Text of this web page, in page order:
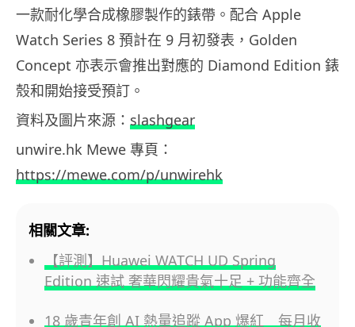
一款耐化學合成橡膠製作的錶帶。配合 Apple
Watch Series 8 預計在 9 月初發表，Golden
Concept 亦表示會推出對應的 Diamond Edition 錶
殼和開始接受預訂。
資料及圖片來源： slashgear
unwire.hk Mewe 專頁：
https://mewe.com/p/unwirehk
相關文章:
【評測】Huawei WATCH UD Spring
Edition 速試 奢華閃耀貴氣十足 + 功能齊全
18 歲青年創 AI 熱量追蹤 App 爆紅 每月收